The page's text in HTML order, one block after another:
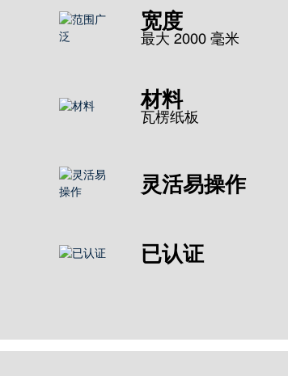
宽度
最大 2000 毫米
材料
瓦楞纸板
灵活易操作
已认证